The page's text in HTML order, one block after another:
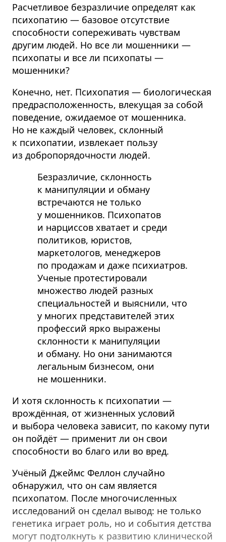
Расчетливое безразличие определят как
психопатию — базовое отсутствие
способности сопереживать чувствам
другим людей. Но все ли мошенники —
психопаты и все ли психопаты —
мошенники?
Конечно, нет. Психопатия — биологическая
предрасположенность, влекущая за собой
поведение, ожидаемое от мошенника.
Но не каждый человек, склонный
к психопатии, извлекает пользу
из добропорядочности людей.
Безразличие, склонность
к манипуляции и обману
встречаются не только
у мошенников. Психопатов
и нарциссов хватает и среди
политиков, юристов,
маркетологов, менеджеров
по продажам и даже психиатров.
Ученые протестировали
множество людей разных
специальностей и выяснили, что
у многих представителей этих
профессий ярко выражены
склонности к манипуляции
и обману. Но они занимаются
легальным бизнесом, они
не мошенники.
И хотя склонность к психопатии —
врождённая, от жизненных условий
и выбора человека зависит, по какому пути
он пойдёт — применит ли он свои
способности во благо или во вред.
Учёный Джеймс Феллон случайно
обнаружил, что он сам является
психопатом. После многочисленных
исследований он сделал вывод: не только
генетика играет роль, но и события детства
могут подтолкнуть к развитию клинической